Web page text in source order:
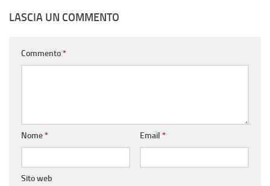
LASCIA UN COMMENTO
Commento*
Nome* Email *
Sito web